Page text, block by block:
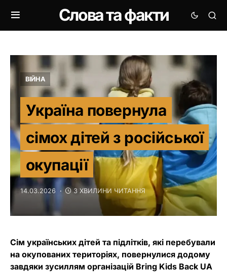
Слова та факти
ВІЙНА
Україна повернула
сімох дітей з російської
окупації
14.03.2026 3 ХВИЛИНИ ЧИТАННЯ
Сім українських дітей та підлітків, які перебували
на окупованих територіях, повернулися додому
завдяки зусиллям організацій Bring Kids Back UA